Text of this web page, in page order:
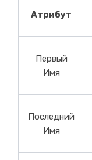
Атрибут
Первый
Имя
Последний
Имя